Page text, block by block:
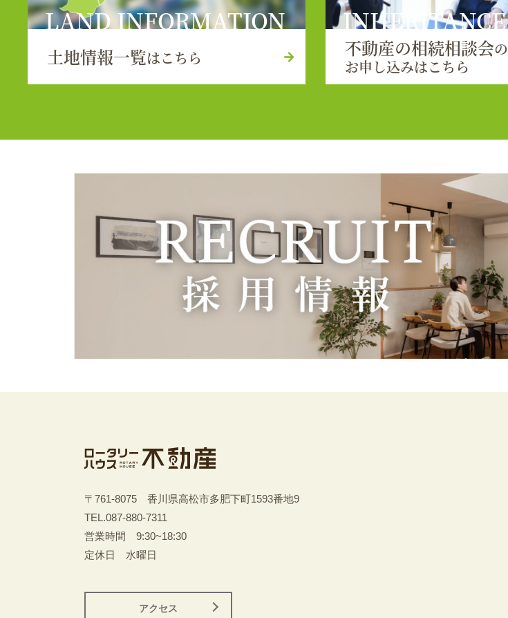
LAND INFORMATION
土地情報一覧はこちら
INHERITANCE
不動産の相続相談会の
お申し込みはこちら
〒761-8075 香川県高松市多肥下町1593番地9
TEL.087-880-7311
営業時間 9:30~18:30
定休日 水曜日
アクセス